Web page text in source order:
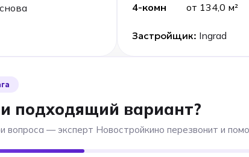
4-комн
от 134,0 м²
Застройщик: Ingrad
подходящий вариант?
вопроса — эксперт Новостройкино перезвонит и